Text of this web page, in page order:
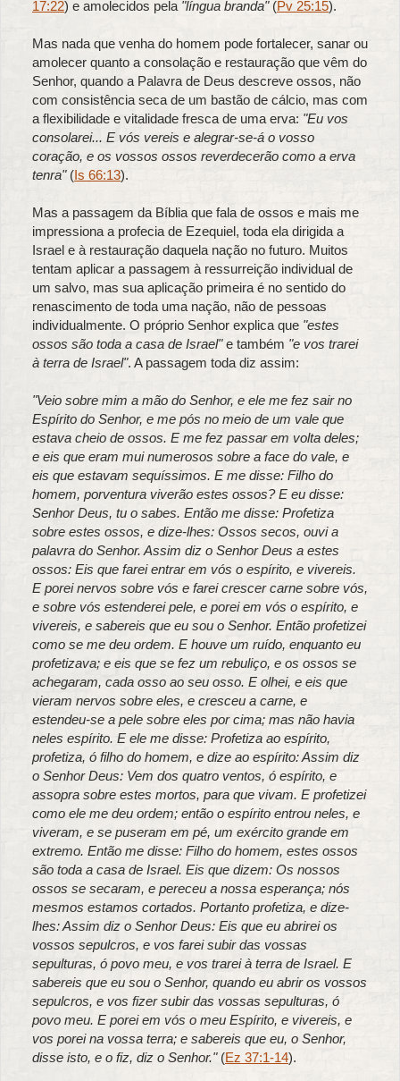
17:22) e amolecidos pela "língua branda"(Pv 25:15).
Mas nada que venha do homem pode fortalecer, sanar ou
amolecer quanto a consolação e restauração que vêm do
Senhor, quando a Palavra de Deus descreve ossos, não
com consistência seca de um bastão de cálcio, mas com
a flexibilidade e vitalidade fresca de uma erva: "Eu vos
consolarei... E vós vereis e alegrar-se-á o vosso
coração, e os vossos ossos reverdecerão como a erva
tenra"(Is 66:13).
Mas a passagem da Bíblia que fala de ossos e mais me
impressiona a profecia de Ezequiel, toda ela dirigida a
Israel e à restauração daquela nação no futuro. Muitos
tentam aplicar a passagem à ressurreição individual de
um salvo, mas sua aplicação primeira é no sentido do
renascimento de toda uma nação, não de pessoas
individualmente. O próprio Senhor explica que "estes
ossos são toda a casa de Israel"e também "e vos trarei
à terra de Israel". A passagem toda diz assim:
"Veio sobre mim a mão do Senhor, e ele me fez sair no
Espírito do Senhor, e me pós no meio de um vale que
estava cheio de ossos. E me fez passar em volta deles;
e eis que eram mui numerosos sobre a face do vale, e
eis que estavam sequíssimos. E me disse: Filho do
homem, porventura viverão estes ossos? E eu disse:
Senhor Deus, tu o sabes. Então me disse: Profetiza
sobre estes ossos, e dize-lhes: Ossos secos, ouvi a
palavra do Senhor. Assim diz o Senhor Deus a estes
ossos: Eis que farei entrar em vós o espírito, e vivereis.
E porei nervos sobre vós e farei crescer carne sobre vós,
e sobre vós estenderei pele, e porei em vós o espírito, e
vivereis, e sabereis que eu sou o Senhor. Então profetizei
como se me deu ordem. E houve um ruído, enquanto eu
profetizava; e eis que se fez um rebuliço, e os ossos se
achegaram, cada osso ao seu osso. E olhei, e eis que
vieram nervos sobre eles, e cresceu a carne, e
estendeu-se a pele sobre eles por cima; mas não havia
neles espírito. E ele me disse: Profetiza ao espírito,
profetiza, ó filho do homem, e dize ao espírito: Assim diz
o Senhor Deus: Vem dos quatro ventos, ó espírito, e
assopra sobre estes mortos, para que vivam. E profetizei
como ele me deu ordem; então o espírito entrou neles, e
viveram, e se puseram em pé, um exército grande em
extremo. Então me disse: Filho do homem, estes ossos
são toda a casa de Israel. Eis que dizem: Os nossos
ossos se secaram, e pereceu a nossa esperança; nós
mesmos estamos cortados. Portanto profetiza, e dize-
lhes: Assim diz o Senhor Deus: Eis que eu abrirei os
vossos sepulcros, e vos farei subir das vossas
sepulturas, ó povo meu, e vos trarei à terra de Israel. E
sabereis que eu sou o Senhor, quando eu abrir os vossos
sepulcros, e vos fizer subir das vossas sepulturas, ó
povo meu. E porei em vós o meu Espírito, e vivereis, e
vos porei na vossa terra; e sabereis que eu, o Senhor,
disse isto, e o fiz, diz o Senhor."(Ez 37:1-14).